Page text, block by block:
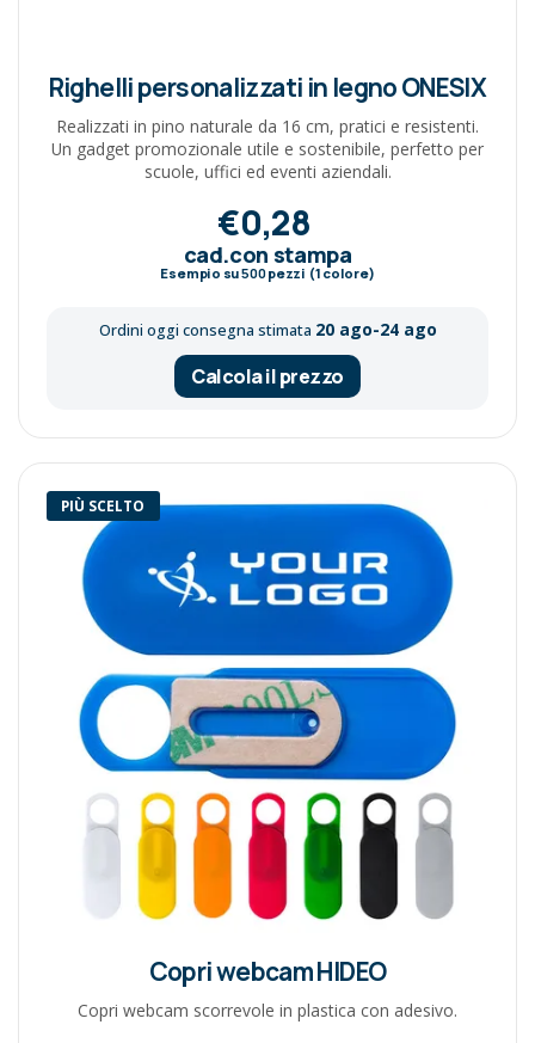
Righelli personalizzati in legno ONESIX
Realizzati in pino naturale da 16 cm, pratici e resistenti.
Un gadget promozionale utile e sostenibile, perfetto per
scuole, uffici ed eventi aziendali.
€0,28
cad.con stampa
Esempio su500pezzi (1 colore)
Ordini oggi consegna stimata 20 ago-24 ago
Calcola il prezzo
PIÙ SCELTO
Copri webcam HIDEO
Copri webcam scorrevole in plastica con adesivo.